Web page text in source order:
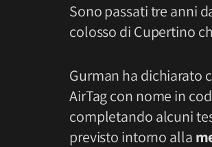
Sono passati tre anni
colosso di Cupertino
Gurman ha dichiarato
‌AirTag‌ con nome in
completando alcuni
previsto intorno alla